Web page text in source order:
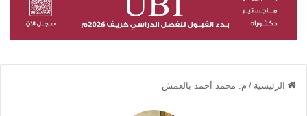
الرئيسية / م. محمد أحمد بالعمش